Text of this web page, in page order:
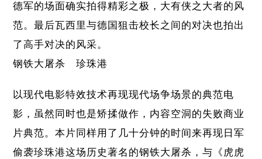
德军的场面确实拍得精彩之极，大有侠之大者的风
范。最后瓦西里与德国狙击校长之间的对决也拍出
了高手对决的风采。
钢铁大屠杀 珍珠港
以现代电影特效技术再现现代场争场景的典范电
影，虽然同时也是矫揉做作，内容空洞的失败商业
片典范。本片同样用了几十分钟的时间来再现日军
偷袭珍珠港这场历史著名的钢铁大屠杀，与《虎虎